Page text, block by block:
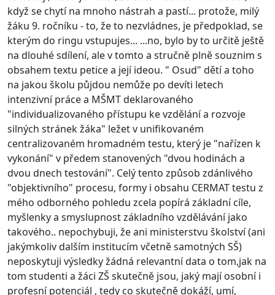
když se chytí na mnoho nástrah a pastí... protože, milý
žáku 9. ročníku - to, že to nezvládnes, je předpoklad, se
kterým do ringu vstupujes... ...no, bylo by to určitě ještě
na dlouhé sdílení, ale v tomto a stručně plně souznim s
obsahem textu petice a její ideou. " Osud" dětí a toho
na jakou školu půjdou nemůže po devíti letech
intenzivní práce a MŠMT deklarovaného
"individualizovaného přístupu ke vzdělání a rozvoje
silných stránek žáka" ležet v unifikovaném
centralizovaném hromadném testu, který je "nařízen k
vykonání" v předem stanovených "dvou hodinách a
dvou dnech testování". Celý tento způsob zdánlivého
"objektivního" procesu, formy i obsahu CERMAT testu z
mého odborného pohledu zcela popírá základní cíle,
myšlenky a smyslupnost základního vzdělávání jako
takového.. nepochybuji, že ani ministerstvu školství (ani
jakýmkoliv dalším institucím včetně samotných SŠ)
neposkytuji výsledky žádná relevantní data o tom,jak na
tom studenti a žáci ZŠ skutečně jsou, jaký mají osobní i
profesní potenciál , tedy co skutečně dokáží, umí,